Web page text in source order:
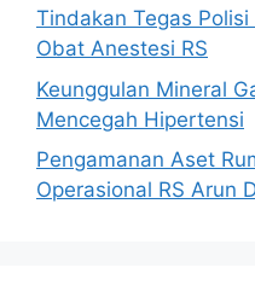
Tindakan Tegas
Obat Anestesi RS
Keunggulan Mineral
Mencegah Hipertensi
Pengamanan Aset
Operasional RS Arun